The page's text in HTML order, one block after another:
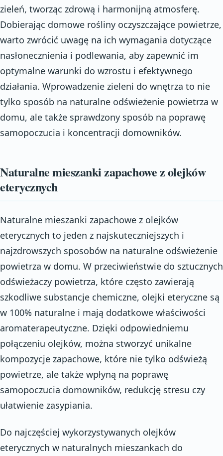
zieleń, tworząc zdrową i harmonijną atmosferę.
Dobierając domowe rośliny oczyszczające powietrze,
warto zwrócić uwagę na ich wymagania dotyczące
nasłonecznienia i podlewania, aby zapewnić im
optymalne warunki do wzrostu i efektywnego
działania. Wprowadzenie zieleni do wnętrza to nie
tylko sposób na naturalne odświeżenie powietrza w
domu, ale także sprawdzony sposób na poprawę
samopoczucia i koncentracji domowników.
Naturalne mieszanki zapachowe z olejków
eterycznych
Naturalne mieszanki zapachowe z olejków
eterycznych to jeden z najskuteczniejszych i
najzdrowszych sposobów na naturalne odświeżenie
powietrza w domu. W przeciwieństwie do sztucznych
odświeżaczy powietrza, które często zawierają
szkodliwe substancje chemiczne, olejki eteryczne są
w 100% naturalne i mają dodatkowe właściwości
aromaterapeutyczne. Dzięki odpowiedniemu
połączeniu olejków, można stworzyć unikalne
kompozycje zapachowe, które nie tylko odświeżą
powietrze, ale także wpłyną na poprawę
samopoczucia domowników, redukcję stresu czy
ułatwienie zasypiania.
Do najczęściej wykorzystywanych olejków
eterycznych w naturalnych mieszankach do